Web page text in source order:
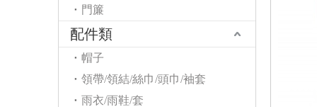
門簾
配件類
帽子
領帶/領結/絲巾/頭巾/袖套
雨衣/雨鞋/套